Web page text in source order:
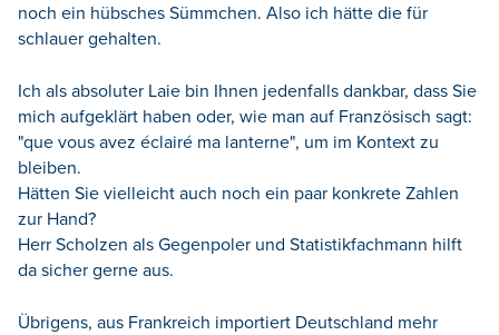
noch ein hübsches Sümmchen. Also ich hätte die für
schlauer gehalten.
Ich als absoluter Laie bin Ihnen jedenfalls dankbar, dass Sie
mich aufgeklärt haben oder, wie man auf Französisch sagt:
"que vous avez éclairé ma lanterne", um im Kontext zu
bleiben.
Hätten Sie vielleicht auch noch ein paar konkrete Zahlen
zur Hand?
Herr Scholzen als Gegenpoler und Statistikfachmann hilft
da sicher gerne aus.
Übrigens, aus Frankreich importiert Deutschland mehr